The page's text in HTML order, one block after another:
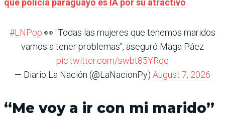
que policía paraguayo es IA por su atractivo
#LNPop 👀 "Todas las mujeres que tenemos maridos
vamos a tener problemas", aseguró Maga Páez
pic.twitter.com/swbt85YRqq
— Diario La Nación (@LaNacionPy) August 7, 2026
“Me voy a ir con mi marido”